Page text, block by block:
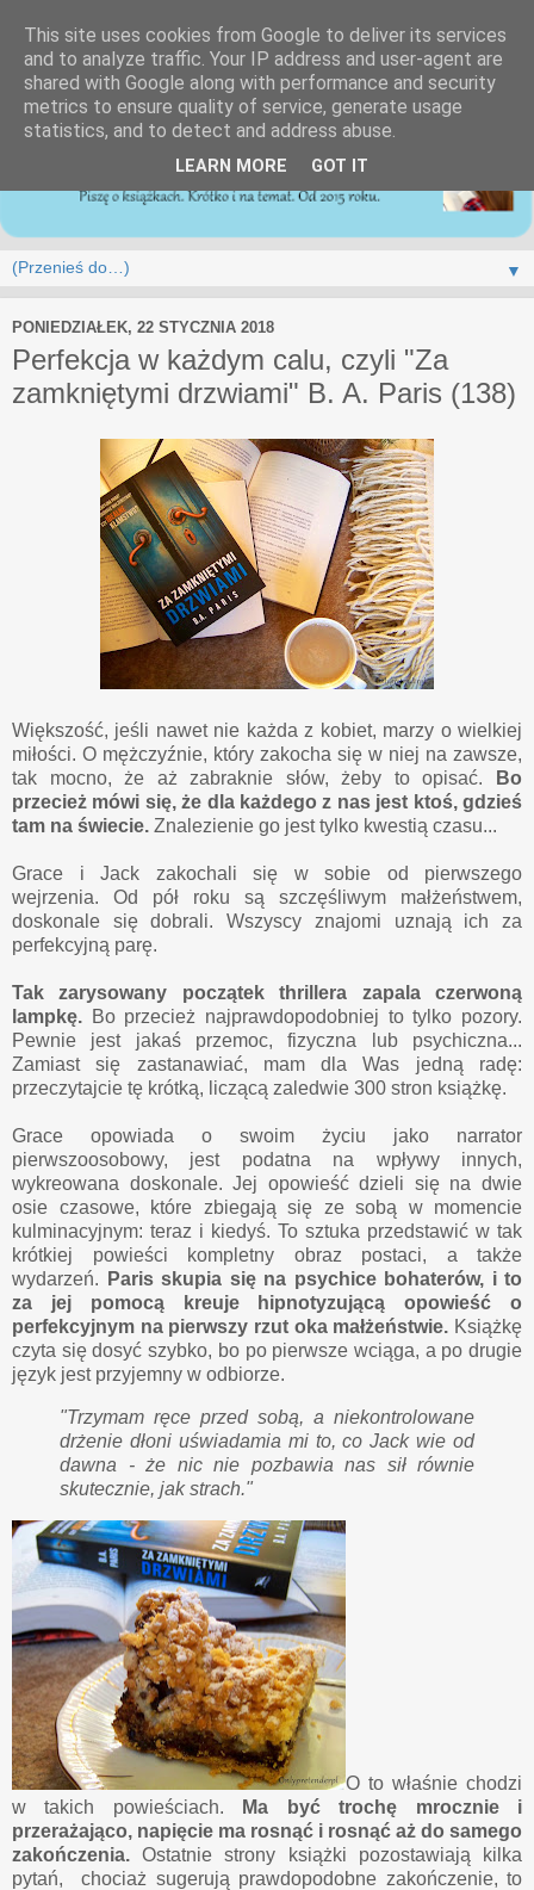
▼
PONIEDZIAŁEK, 22 STYCZNIA 2018
Perfekcja w każdym calu, czyli "Za
zamkniętymi drzwiami" B. A. Paris (138)
Większość, jeśli nawet nie każda z kobiet, marzy o wielkiej
miłości. O mężczyźnie, który zakocha się w niej na zawsze,
tak mocno, że aż zabraknie słów, żeby to opisać.
Bo
przecież mówi się, że dla każdego z nas jest ktoś, gdzieś
tam na świecie. Znalezienie go jest tylko kwestią czasu...
Grace i Jack zakochali się w sobie od pierwszego
wejrzenia. Od pół roku są szczęśliwym małżeństwem,
doskonale się dobrali. Wszyscy znajomi uznają ich za
perfekcyjną parę.
Tak zarysowany początek thrillera zapala czerwoną
lampkę. Bo przecież najprawdopodobniej to tylko pozory.
Pewnie jest jakaś przemoc, fizyczna lub psychiczna...
Zamiast się zastanawiać, mam dla Was jedną radę:
przeczytajcie tę krótką, liczącą zaledwie 300 stron książkę.
Grace opowiada o swoim życiu jako narrator
pierwszoosobowy, jest podatna na wpływy innych,
wykreowana doskonale. Jej opowieść dzieli się na dwie
osie czasowe, które zbiegają się ze sobą w momencie
kulminacyjnym: teraz i kiedyś. To sztuka przedstawić w tak
krótkiej powieści kompletny obraz postaci, a także
wydarzeń.
Paris skupia się na psychice bohaterów, i to
za jej pomocą kreuje hipnotyzującą opowieść o
perfekcyjnym na pierwszy rzut oka małżeństwie. Książkę
czyta się dosyć szybko, bo po pierwsze wciąga, a po drugie
język jest przyjemny w odbiorze.
"Trzymam ręce przed sobą, a niekontrolowane
drżenie dłoni uświadamia mi to, co Jack wie od
dawna - że nic nie pozbawia nas sił równie
skutecznie, jak strach."
O to właśnie chodzi
w takich powieściach. Ma być trochę mrocznie i
przerażająco, napięcie ma rosnąć i rosnąć aż do samego
zakończenia. Ostatnie strony książki pozostawiają kilka
pytań, chociaż sugerują prawdopodobne zakończenie, to
This site uses cookies from Google to deliver its services
and to analyze traffic. Your IP address and user-agent are
shared with Google along with performance and security
metrics to ensure quality of service, generate usage
statistics, and to detect and address abuse.
LEARN MORE GOT IT